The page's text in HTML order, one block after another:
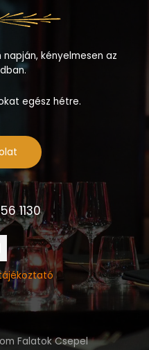
kényelmesen az
egész hétre.
1130
Falatok Csepel